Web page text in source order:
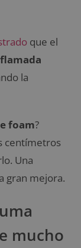
que el
la
foam?
centímetros
Una
gran mejora.
mucho